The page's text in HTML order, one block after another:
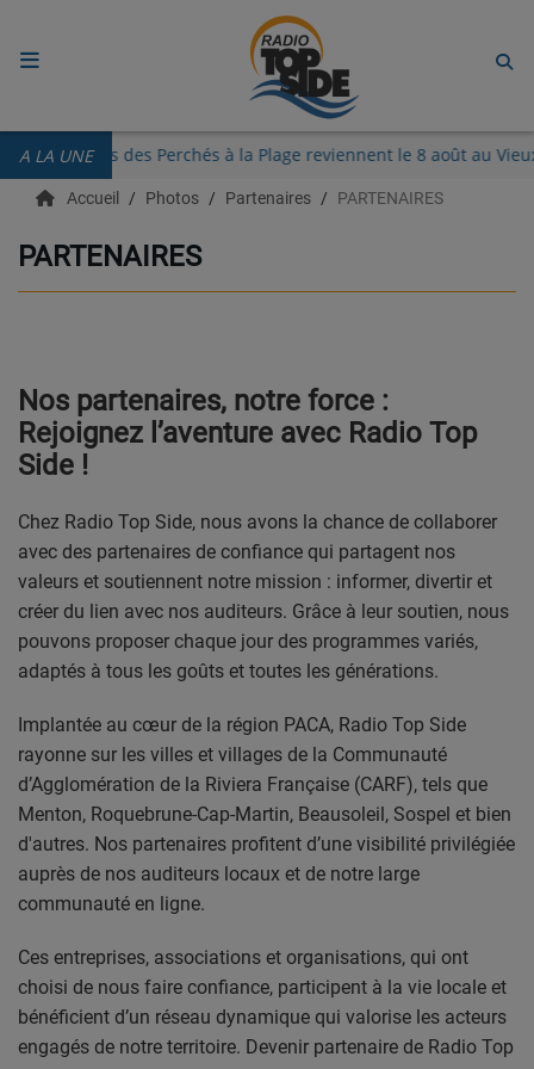
A LA UNE
Les Guinguettes des Perchés à la Plage reviennent le 8 août au
RADIO
ECOUTER
RECHERCHE DE TITRES
EMISSIONS
LIVE DJ
CONTACT
Team Building Radio
CÔTE D'AZUR
EVÉNEMENTS
CIRCULATION EN TEMPS RÉEL
HIGH-TECH
SANTÉ
Accueil Photos Partenaires PARTENAIRES
PARTENAIRES
Nos partenaires, notre force :
Rejoignez l’aventure avec Radio Top
Side !
Chez Radio Top Side, nous avons la chance de collaborer
avec des partenaires de confiance qui partagent nos
valeurs et soutiennent notre mission : informer, divertir et
créer du lien avec nos auditeurs. Grâce à leur soutien, nous
pouvons proposer chaque jour des programmes variés,
adaptés à tous les goûts et toutes les générations.
Implantée au cœur de la région PACA, Radio Top Side
rayonne sur les villes et villages de la Communauté
d’Agglomération de la Riviera Française (CARF), tels que
Menton, Roquebrune-Cap-Martin, Beausoleil, Sospel et bien
d'autres. Nos partenaires profitent d’une visibilité privilégiée
auprès de nos auditeurs locaux et de notre large
communauté en ligne.
Ces entreprises, associations et organisations, qui ont
choisi de nous faire confiance, participent à la vie locale et
bénéficient d’un réseau dynamique qui valorise les acteurs
engagés de notre territoire. Devenir partenaire de Radio Top